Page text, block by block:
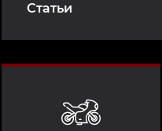
Статьи